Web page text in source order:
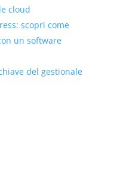
cloud
scopri come
un software
del gestionale